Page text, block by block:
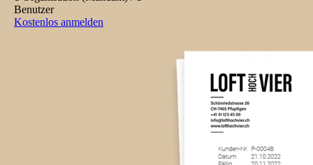
Benutzer
Kostenlos anmelden